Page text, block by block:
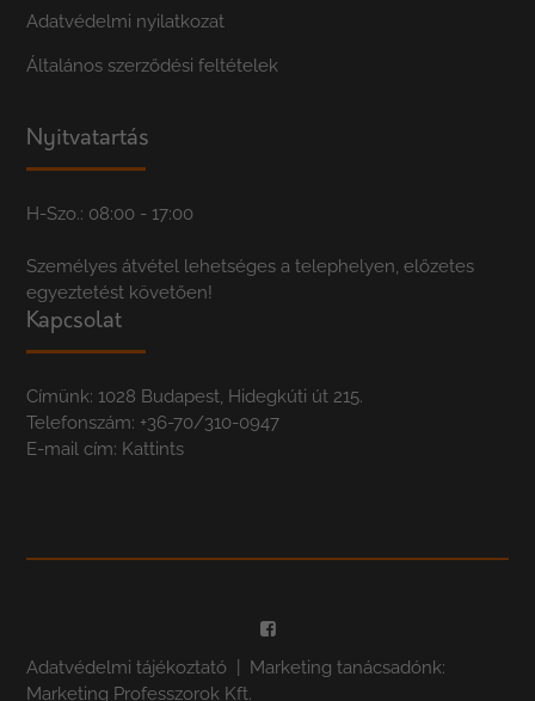
Adatvédelmi nyilatkozat
Általános szerződési feltételek
Nyitvatartás
H-Szo.: 08:00 - 17:00
Személyes átvétel lehetséges a telephelyen, előzetes
egyeztetést követően!
Kapcsolat
Címünk: 1028 Budapest, Hidegkúti út 215.
Telefonszám: +36-70/310-0947
E-mail cím: Kattints
Adatvédelmi tájékoztató
| Marketing tanácsadónk:
Marketing Professzorok Kft.